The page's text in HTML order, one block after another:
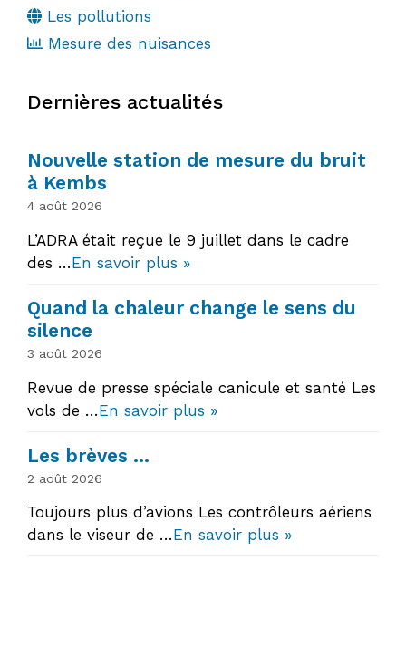
Les pollutions
Mesure des nuisances
Dernières actualités
Nouvelle station de mesure du bruit
à Kembs
4 août 2026
L’ADRA était reçue le 9 juillet dans le cadre
des …En savoir plus »
Quand la chaleur change le sens du
silence
3 août 2026
Revue de presse spéciale canicule et santé Les
vols de …En savoir plus »
Les brèves …
2 août 2026
Toujours plus d’avions Les contrôleurs aériens
dans le viseur de …En savoir plus »